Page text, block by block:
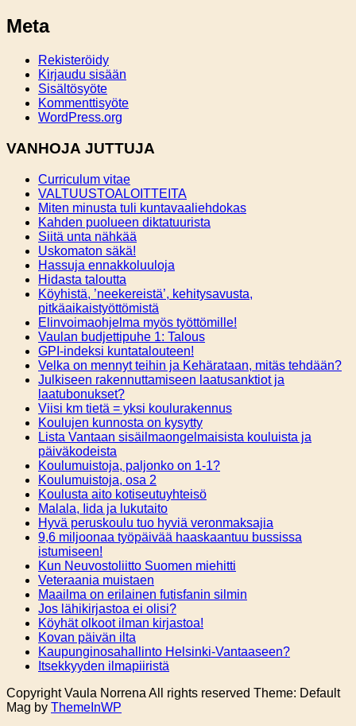
Meta
Rekisteröidy
Kirjaudu sisään
Sisältösyöte
Kommenttisyöte
WordPress.org
VANHOJA JUTTUJA
Curriculum vitae
VALTUUSTOALOITTEITA
Miten minusta tuli kuntavaaliehdokas
Kahden puolueen diktatuurista
Siitä unta nähkää
Uskomaton säkä!
Hassuja ennakkoluuloja
Hidasta taloutta
Köyhistä, ’neekereistä’, kehitysavusta,
pitkäaikaistyöttömistä
Elinvoimaohjelma myös työttömille!
Vaulan budjettipuhe 1: Talous
GPI-indeksi kuntatalouteen!
Velka on mennyt teihin ja Kehärataan, mitäs tehdään?
Julkiseen rakennuttamiseen laatusanktiot ja
laatubonukset?
Viisi km tietä = yksi koulurakennus
Koulujen kunnosta on kysytty
Lista Vantaan sisäilmaongelmaisista kouluista ja
päiväkodeista
Koulumuistoja, paljonko on 1-1?
Koulumuistoja, osa 2
Koulusta aito kotiseutuyhteisö
Malala, Iida ja lukutaito
Hyvä peruskoulu tuo hyviä veronmaksajia
9,6 miljoonaa työpäivää haaskaantuu bussissa
istumiseen!
Kun Neuvostoliitto Suomen miehitti
Veteraania muistaen
Maailma on erilainen futisfanin silmin
Jos lähikirjastoa ei olisi?
Köyhät olkoot ilman kirjastoa!
Kovan päivän ilta
Kaupunginosahallinto Helsinki-Vantaaseen?
Itsekkyyden ilmapiiristä
Copyright Vaula Norrena All rights reserved Theme: Default
Mag by ThemeInWP